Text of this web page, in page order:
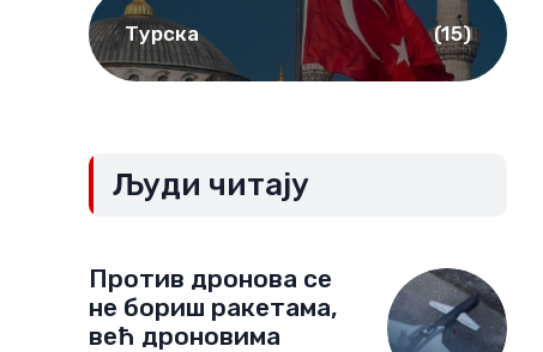
Турска (15)
Људи читају
Против дронова се
не бориш ракетама,
већ дроновима